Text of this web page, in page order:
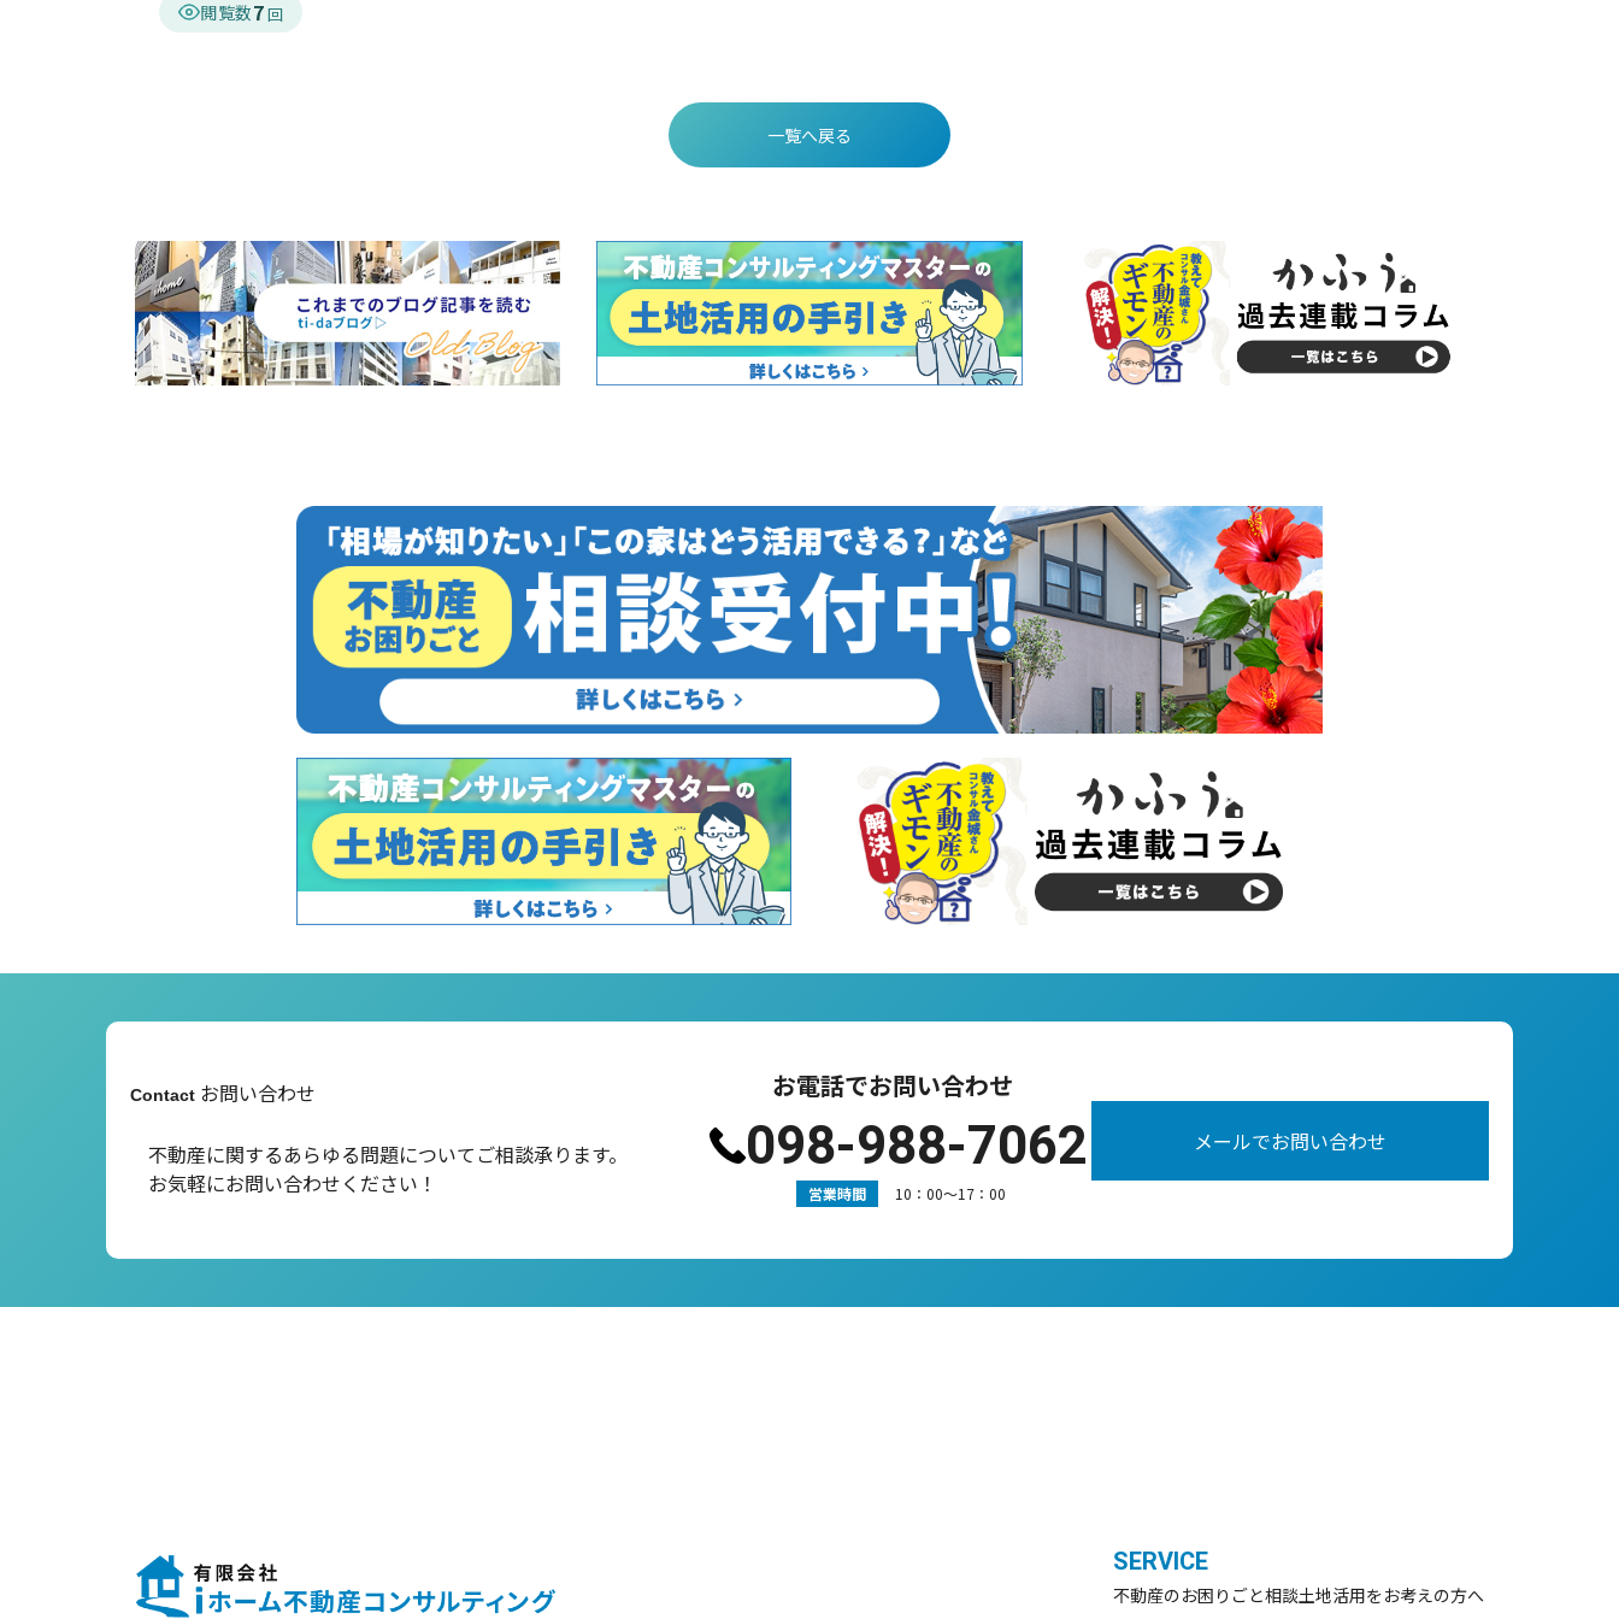
閲覧数7
一覧へ戻る
Contact お問い合わせ
不動産に関するあらゆる問題についてご相談承ります。
お気軽にお問い合わせください！
お電話でお問い合わせ
098-988-7062
営業時間 10：00〜17：00
メールでお問い合わせ
SERVICE
不動産のお困りごと相談土地活用をお考えの方へ